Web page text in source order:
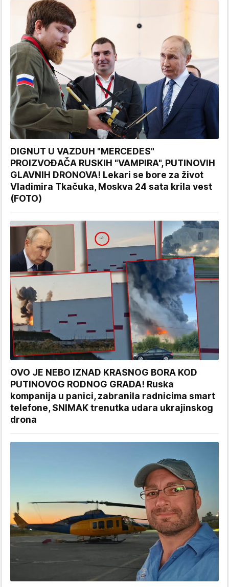
DIGNUT U VAZDUH "MERCEDES"
PROIZVOĐAČA RUSKIH "VAMPIRA", PUTINOVIH
GLAVNIH DRONOVA! Lekari se bore za život
Vladimira Tkačuka, Moskva 24 sata krila vest
(FOTO)
OVO JE NEBO IZNAD KRASNOG BORA KOD
PUTINOVOG RODNOG GRADA! Ruska
kompanija u panici, zabranila radnicima smart
telefone, SNIMAK trenutka udara ukrajinskog
drona